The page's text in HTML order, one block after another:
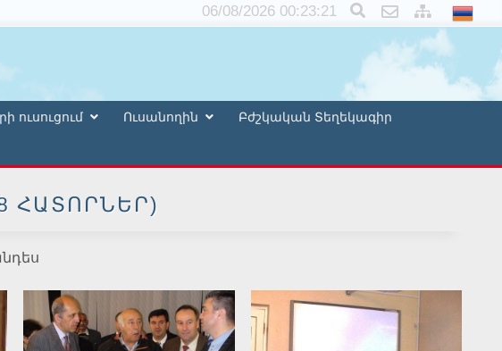
×
06/08/2026 00:23:22
ուսուցում Ուսանողին Բժշկական Տեղեկագիր
ՀԱՏՈՐՆԵՐ)